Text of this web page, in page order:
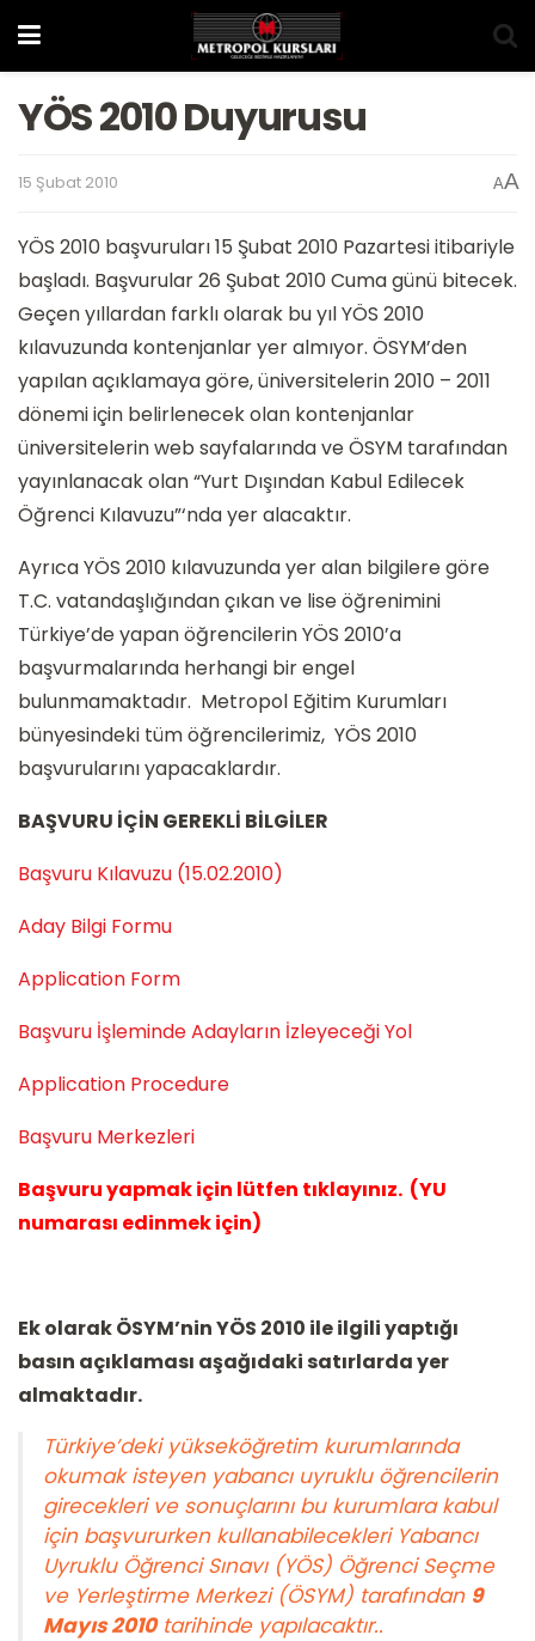
YÖS 2010 Duyurusu
15 Şubat 2010 AA
YÖS 2010 başvuruları 15 Şubat 2010 Pazartesi itibariyle
başladı. Başvurular 26 Şubat 2010 Cuma günü bitecek.
Geçen yıllardan farklı olarak bu yıl YÖS 2010
kılavuzunda kontenjanlar yer almıyor. ÖSYM’den
yapılan açıklamaya göre, üniversitelerin 2010 – 2011
dönemi için belirlenecek olan kontenjanlar
üniversitelerin web sayfalarında ve ÖSYM tarafından
yayınlanacak olan “Yurt Dışından Kabul Edilecek
Öğrenci Kılavuzu”‘nda yer alacaktır.
Ayrıca YÖS 2010 kılavuzunda yer alan bilgilere göre
T.C. vatandaşlığından çıkan ve lise öğrenimini
Türkiye’de yapan öğrencilerin YÖS 2010’a
başvurmalarında herhangi bir engel
bulunmamaktadır. Metropol Eğitim Kurumları
bünyesindeki tüm öğrencilerimiz, YÖS 2010
başvurularını yapacaklardır.
BAŞVURU İÇİN GEREKLİ BİLGİLER
Başvuru Kılavuzu (15.02.2010)
Aday Bilgi Formu
Application Form
Başvuru İşleminde Adayların İzleyeceği Yol
Application Procedure
Başvuru Merkezleri
Başvuru yapmak için lütfen tıklayınız. (YU
numarası edinmek için)
Ek olarak ÖSYM’nin YÖS 2010 ile ilgili yaptığı
basın açıklaması aşağıdaki satırlarda yer
almaktadır.
Türkiye’deki yükseköğretim kurumlarında
okumak isteyen yabancı uyruklu öğrencilerin
girecekleri ve sonuçlarını bu kurumlara kabul
için başvururken kullanabilecekleri Yabancı
Uyruklu Öğrenci Sınavı (YÖS) Öğrenci Seçme
ve Yerleştirme Merkezi (ÖSYM) tarafından 9
Mayıs 2010tarihinde yapılacaktır..